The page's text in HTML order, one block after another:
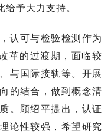
予大力支持。
认可与检验检测作为
革的过渡期，面临较
与国际接轨等。开展
的结合，做到概念清
。顾绍平提出，认证
论性较强，希望研究